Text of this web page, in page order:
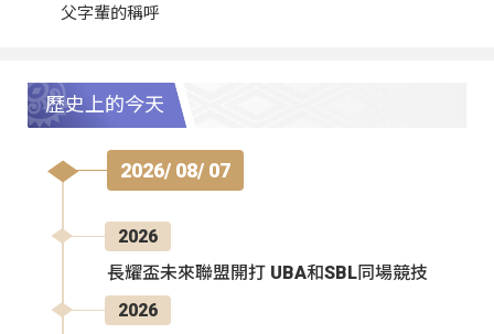
父字輩的稱呼
歷史上的今天
2026/ 08/ 07
2026
長耀盃未來聯盟開打 UBA和SBL同場競技
2026